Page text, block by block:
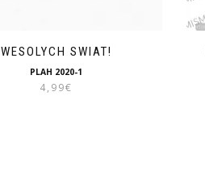
WESOLYCH SWIAT!
PLAH 2020-1
4,99€